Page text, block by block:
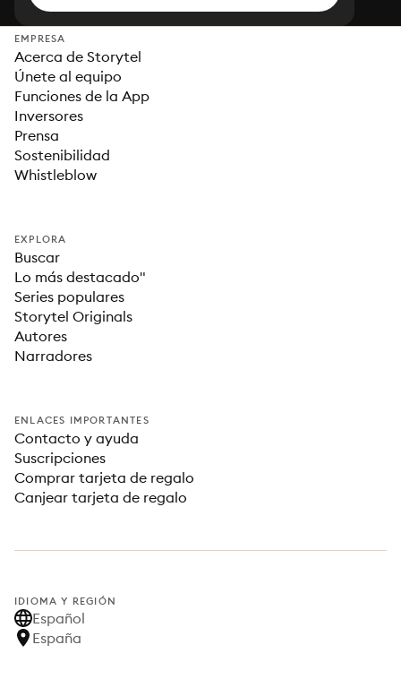
EMPRESA
Acerca de Storytel
Únete al equipo
Funciones de la App
Inversores
Prensa
Sostenibilidad
Whistleblow
EXPLORA
Buscar
Lo más destacado"
Series populares
Storytel Originals
Autores
Narradores
ENLACES IMPORTANTES
Contacto y ayuda
Suscripciones
Comprar tarjeta de regalo
Canjear tarjeta de regalo
IDIOMA Y REGIÓN
Español
España